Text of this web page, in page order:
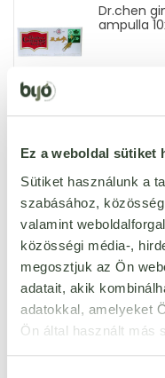
Ez a weboldal sütiket
Sütiket használunk a
szabásához,
valamint
közösségi média-,
megosztjuk az Ön
adatait, akik
adatokkal, amelyeket
Ön által használt más
Dr.chen
ampulla
2 675
Big Star
2 037 Ft
Bioextra
kapszula